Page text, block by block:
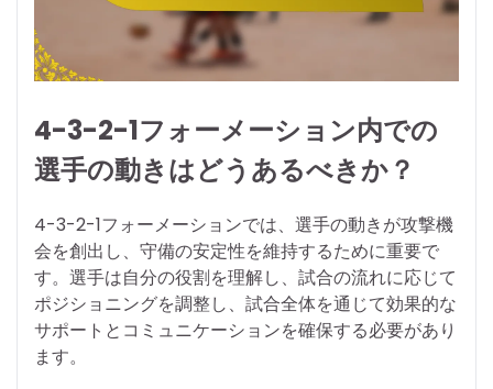
4-3-2-1フォーメーション内での
選手の動きはどうあるべきか？
4-3-2-1フォーメーションでは、選手の動きが攻撃機
会を創出し、守備の安定性を維持するために重要で
す。選手は自分の役割を理解し、試合の流れに応じて
ポジショニングを調整し、試合全体を通じて効果的な
サポートとコミュニケーションを確保する必要があり
ます。